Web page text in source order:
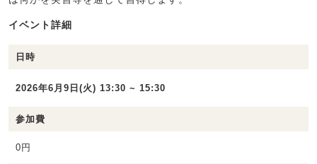
イベント詳細
日時
2026年6月9日(火) 13:30 ~ 15:30
参加費
0円